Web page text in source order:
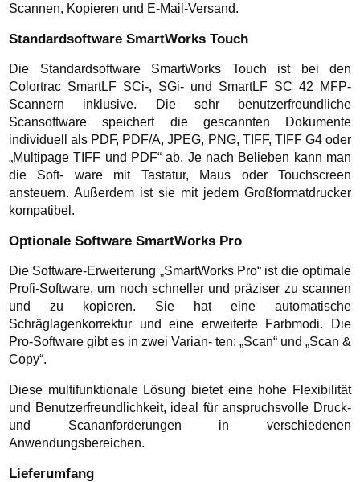
Scannen, Kopieren und E-Mail-Versand.
Standardsoftware SmartWorks Touch
Die Standardsoftware SmartWorks Touch ist bei den
Colortrac SmartLF SCi-, SGi- und SmartLF SC 42 MFP-
Scannern inklusive. Die sehr benutzerfreundliche
Scansoftware speichert die gescannten Dokumente
individuell als PDF, PDF/A, JPEG, PNG, TIFF, TIFF G4 oder
„Multipage TIFF und PDF“ ab. Je nach Belieben kann man
die Soft- ware mit Tastatur, Maus oder Touchscreen
ansteuern. Außerdem ist sie mit jedem Großformatdrucker
kompatibel.
Optionale Software SmartWorks Pro
Die Software-Erweiterung „SmartWorks Pro“ ist die optimale
Profi-Software, um noch schneller und präziser zu scannen
und zu kopieren. Sie hat eine automatische
Schräglagenkorrektur und eine erweiterte Farbmodi. Die
Pro-Software gibt es in zwei Varian- ten: „Scan“ und „Scan &
Copy“.
Diese multifunktionale Lösung bietet eine hohe Flexibilität
und Benutzerfreundlichkeit, ideal für anspruchsvolle Druck-
und Scananforderungen in verschiedenen
Anwendungsbereichen.
Lieferumfang